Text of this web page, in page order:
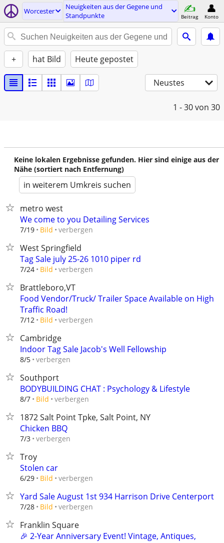
Worcester
Neuigkeiten aus der Gegene und
Standpunkte
Beitrag Konto
+ hat Bild Heute gepostet
Neustes
1 - 30von 30
Keine lokalen Ergebnisse gefunden. Hier sind einige aus der
Nähe (sortiert nach Entfernung)
in weiterem Umkreis suchen
metro west
We come to you Detailing Services
7/19 Bild verbergen
West Springfield
Tag Sale july 25-26 1010 piper rd
7/24 Bild verbergen
Brattleboro,VT
Food Vendor/Truck/ Trailer Space Available on High
Traffic Road!
7/12 Bild verbergen
Cambridge
Indoor Tag Sale Jacob's Well Fellowship
8/5 verbergen
Southport
BODYBUILDING CHAT : Psychology & Lifestyle
8/7 Bild verbergen
1872 Salt Point Tpke, Salt Point, NY
Chicken BBQ
7/3 verbergen
Troy
Stolen car
6/29 Bild verbergen
Yard Sale August 1st 934 Harrison Drive Centerport
7/28 Bild verbergen
Franklin Square
🎉 2-Year Anniversary Event! Vintage, Antiques,